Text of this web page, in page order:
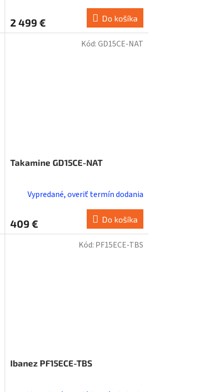
2 499 € Do košíka
Takamine GD15CE-NAT
Vypredané, overiť termín dodania
409 € Do košíka
Kód:GD15CE-NAT
Ibanez PF15ECE-TBS
Kód: PF15ECE-TBS